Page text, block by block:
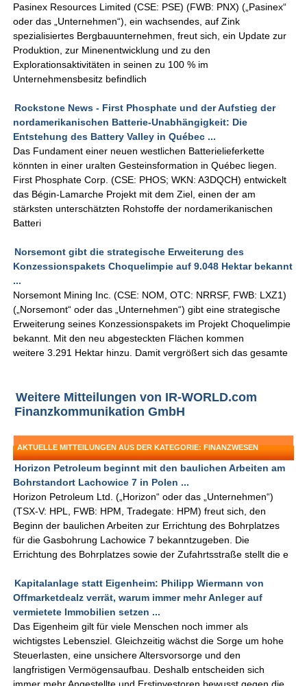
Pasinex Resources Limited (CSE: PSE) (FWB: PNX) („Pasinex“
oder das „Unternehmen“), ein wachsendes, auf Zink
spezialisiertes Bergbauunternehmen, freut sich, ein Update zur
Produktion, zur Minenentwicklung und zu den
Explorationsaktivitäten in seinen zu 100 % im
Unternehmensbesitz befindlich
Rockstone News - First Phosphate und der Aufstieg der
nordamerikanischen Batterie-Unabhängigkeit: Die
Entstehung des Battery Valley in Québec ...
Das Fundament einer neuen westlichen Batterielieferkette
könnten in einer uralten Gesteinsformation in Québec liegen.
First Phosphate Corp. (CSE: PHOS; WKN: A3DQCH) entwickelt
das Bégin-Lamarche Projekt mit dem Ziel, einen der am
stärksten unterschätzten Rohstoffe der nordamerikanischen
Batteri
Norsemont gibt die strategische Erweiterung des
Konzessionspakets Choquelimpie auf 9.048 Hektar bekannt
...
Norsemont Mining Inc. (CSE: NOM, OTC: NRRSF, FWB: LXZ1)
(„Norsemont“ oder das „Unternehmen“) gibt eine strategische
Erweiterung seines Konzessionspakets im Projekt Choquelimpie
bekannt. Mit den neu abgesteckten Flächen kommen
weitere 3.291 Hektar hinzu. Damit vergrößert sich das gesamte
Weitere Mitteilungen von IR-WORLD.com
Finanzkommunikation GmbH
AKTUELLE MITTEILUNGEN AUS DER KATEGORIE: FINANZWESEN
Horizon Petroleum beginnt mit den baulichen Arbeiten am
Bohrstandort Lachowice 7 in Polen ...
Horizon Petroleum Ltd. („Horizon“ oder das „Unternehmen“)
(TSX-V: HPL, FWB: HPM, Tradegate: HPM) freut sich, den
Beginn der baulichen Arbeiten zur Errichtung des Bohrplatzes
für die Gasbohrung Lachowice 7 bekanntzugeben. Die
Errichtung des Bohrplatzes sowie der Zufahrtsstraße stellt die e
Kapitalanlage statt Eigenheim: Philipp Wiermann von
Offmarketdealz verrät, warum immer mehr Anleger auf
vermietete Immobilien setzen ...
Das Eigenheim gilt für viele Menschen noch immer als
wichtigstes Lebensziel. Gleichzeitig wächst die Sorge um hohe
Steuerlasten, eine unsichere Altersvorsorge und den
langfristigen Vermögensaufbau. Deshalb entscheiden sich